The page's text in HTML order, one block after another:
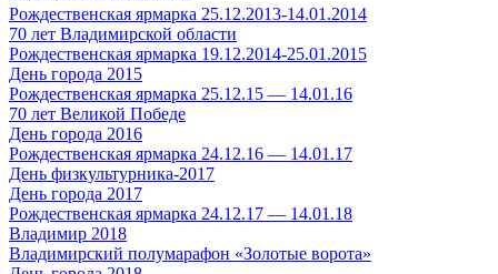
Рождественская ярмарка 25.12.2013-14.01.2014
70 лет Владимирской области
Рождественская ярмарка 19.12.2014-25.01.2015
День города 2015
Рождественская ярмарка 25.12.15 — 14.01.16
70 лет Великой Победе
День города 2016
Рождественская ярмарка 24.12.16 — 14.01.17
День физкультурника-2017
День города 2017
Рождественская ярмарка 24.12.17 — 14.01.18
Владимир 2018
Владимирский полумарафон «Золотые ворота»